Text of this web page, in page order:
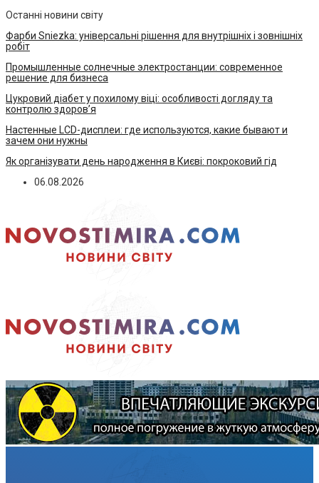
Останні новини світу
Фарби Sniezka: універсальні рішення для внутрішніх і зовнішніх
робіт
Промышленные солнечные электростанции: современное
решение для бизнеса
Цукровий діабет у похилому віці: особливості догляду та
контролю здоров’я
Настенные LCD-дисплеи: где используются, какие бывают и
зачем они нужны
Як організувати день народження в Києві: покроковий гід
06.08.2026